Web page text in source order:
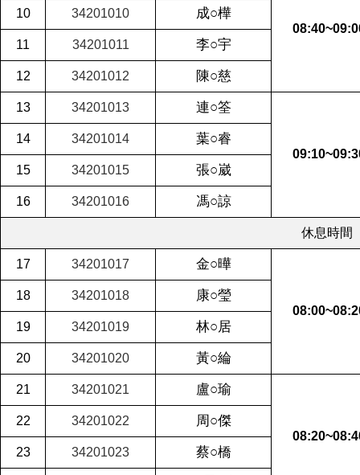
10 34201010 成○樺
11 34201011 李○宇
12 34201012 陳○慈
13 34201013 連○筌
14 34201014 葉○睿
15 34201015 張○崴
16 34201016 馮○諒
休息時間
17 34201017 金○曄
18 34201018 康○瑩
19 34201019 林○居
20 34201020 黃○綸
21 34201021 盧○瑜
22 34201022 周○傑
23 34201023 蔡○橋